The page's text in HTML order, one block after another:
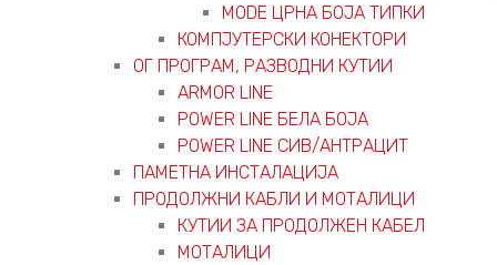
MODE ЦРНА БОЈА ТИПКИ
КОМПЈУТЕРСКИ КОНЕКТОРИ
ОГ ПРОГРАМ, РАЗВОДНИ КУТИИ
ARMOR LINE
POWER LINE БЕЛА БОЈА
POWER LINE СИВ/АНТРАЦИТ
ПАМЕТНА ИНСТАЛАЦИЈА
ПРОДОЛЖНИ КАБЛИ И МОТАЛИЦИ
КУТИИ ЗА ПРОДОЛЖЕН КАБЕЛ
МОТАЛИЦИ